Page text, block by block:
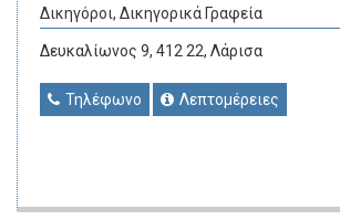
Δικηγόροι, Δικηγορικά Γραφεία
Δευκαλίωνος 9, 412 22, Λάρισα
Τηλέφωνο Λεπτομέρειες